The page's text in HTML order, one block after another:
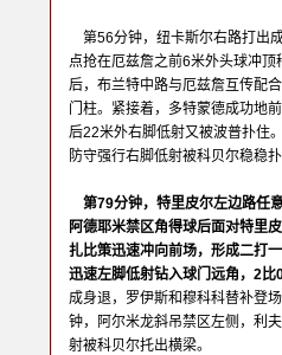
第56分钟，纽卡斯尔右路打出
点抢在厄兹詹之前6米外头球冲
后，布兰特中路与厄兹詹互传配
门柱。紧接着，多特蒙德成功地
后22米外右脚低射又被波普扑住
防守强行右脚低射被科贝尔稳稳
第79分钟，特里皮尔左边路任
阿德耶米禁区角得球后面对特里
扎比策迅速冲向前场，形成二打
迅速左脚低射钻入球门远角，2比
成身退，罗伊斯和穆科科替补登
钟，阿尔米龙斜吊禁区左侧，利
射被科贝尔托出横梁。